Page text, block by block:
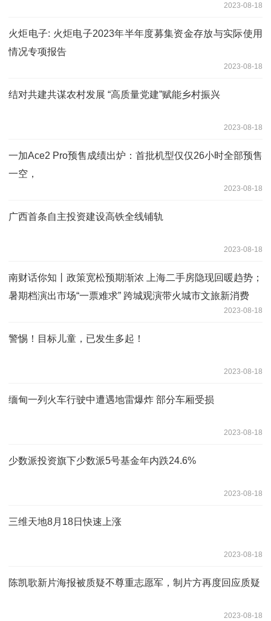
2023-08-18
火炬电子: 火炬电子2023年半年度募集资金存放与实际使用
情况专项报告
2023-08-18
结对共建共谋农村发展 “高质量党建”赋能乡村振兴
2023-08-18
一加Ace2 Pro预售成绩出炉：首批机型仅仅26小时全部预售
一空，
2023-08-18
广西首条自主投资建设高铁全线铺轨
2023-08-18
南财话你知丨政策宽松预期渐浓 上海二手房隐现回暖趋势；
暑期档演出市场“一票难求” 跨城观演带火城市文旅新消费
2023-08-18
警惕！目标儿童，已发生多起！
2023-08-18
缅甸一列火车行驶中遭遇地雷爆炸 部分车厢受损
2023-08-18
少数派投资旗下少数派5号基金年内跌24.6%
2023-08-18
三维天地8月18日快速上涨
2023-08-18
陈凯歌新片海报被质疑不尊重志愿军，制片方再度回应质疑
2023-08-18